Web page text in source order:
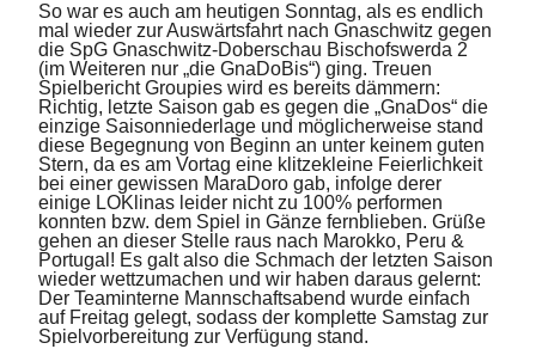
So war es auch am heutigen Sonntag, als es endlich
mal wieder zur Auswärtsfahrt nach Gnaschwitz gegen
die SpG Gnaschwitz-Doberschau Bischofswerda 2
(im Weiteren nur „die GnaDoBis“) ging. Treuen
Spielbericht Groupies wird es bereits dämmern:
Richtig, letzte Saison gab es gegen die „GnaDos“ die
einzige Saisonniederlage und möglicherweise stand
diese Begegnung von Beginn an unter keinem guten
Stern, da es am Vortag eine klitzekleine Feierlichkeit
bei einer gewissen MaraDoro gab, infolge derer
einige LOKlinas leider nicht zu 100% performen
konnten bzw. dem Spiel in Gänze fernblieben. Grüße
gehen an dieser Stelle raus nach Marokko, Peru &
Portugal! Es galt also die Schmach der letzten Saison
wieder wettzumachen und wir haben daraus gelernt:
Der Teaminterne Mannschaftsabend wurde einfach
auf Freitag gelegt, sodass der komplette Samstag zur
Spielvorbereitung zur Verfügung stand.